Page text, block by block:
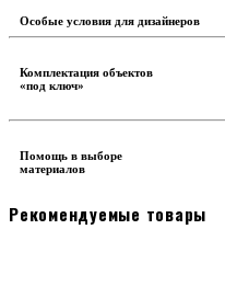
Особые условия для дизайнеров
Комплектация объектов
«под ключ»
Помощь в выборе
материалов
Рекомендуемые товары